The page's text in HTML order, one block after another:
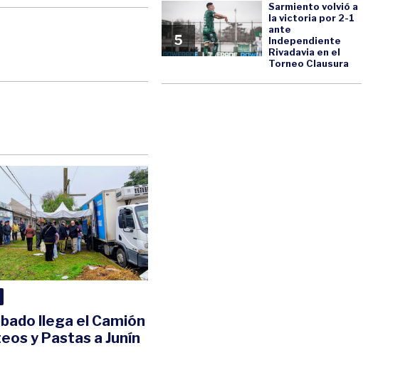
llega el Camión
y Pastas a Junín
5
Sarmiento volvió a
la victoria por 2-1
ante
Independiente
Rivadavia en el
Torneo Clausura